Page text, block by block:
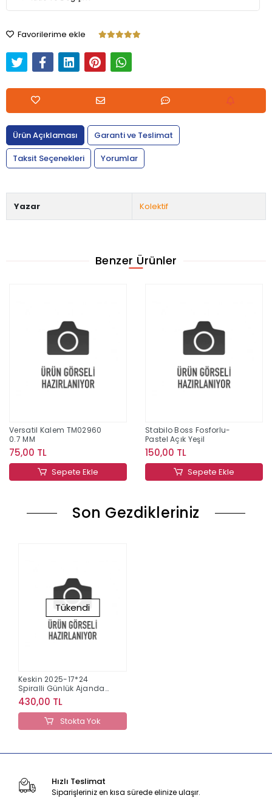
Favorilerime ekle
Ürün Açıklaması
Garanti ve Teslimat
Taksit Seçenekleri
Yorumlar
Yazar Kolektif
Benzer Ürünler
Versatil Kalem TM02960
0.7 MM
75,00 TL
Sepete Ekle
Stabilo Boss Fosforlu-
Pastel Açık Yeşil
150,00 TL
Sepete Ekle
Son Gezdikleriniz
Tükendi
Keskin 2025-17*24
Spiralli Günlük Ajanda
- Yeşil
430,00 TL
Stokta Yok
Hızlı Teslimat
Siparişleriniz en kısa sürede elinize ulaşır.